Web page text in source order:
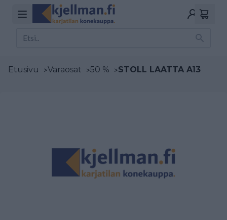
Etusivu >Varaosat >50 % >STOLL LAATTA A13